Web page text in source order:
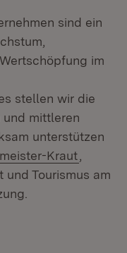
sind ein
im
stellen wir die
und mittleren
unterstützen
Kraut
Tourismus am